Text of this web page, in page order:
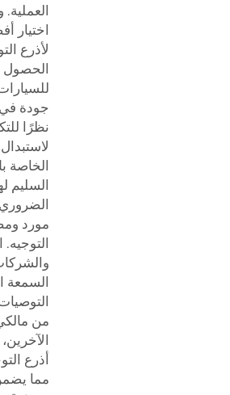
العملية.
اختيار
لأذرع
الحصول
جودة
نظرًا
الخاصة
السليم
مورد
التوجيه.
السمعة
من
أذرع
مما